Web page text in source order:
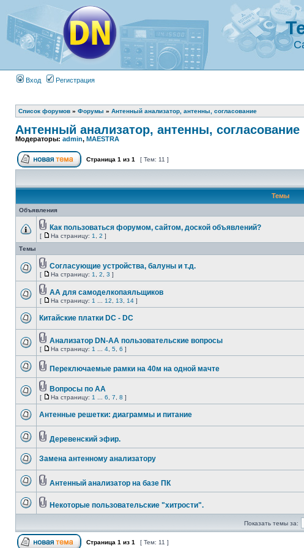
Вход Регистрация
Список форумов » Форумы » Антенный анализатор, антенны, согласование
Антенный анализатор, антенны, согласование
Модераторы: admin, MAESTRA
Страница 1 из 1 [ Тем: 11 ]
Темы
Объявления
Как пользоваться форумом, сайтом, доской объявлений?
[ На страницу: 1 2 ]
Темы
Согласующие устройства, балуны и т.д.
[ На страницу: 1 2 3 ]
АА для самоделкопаяльщиков
[ На страницу: 1 12 13 14 ]
Китайские платки DC - DC
Анализатор DN-AA пользовательские вопросы
[ На страницу: 1 4 5 6 ]
Переключаемые рамки на 40м на одной мачте
Вопросы по АА
[ На страницу: 1 6 7 8 ]
Антенные решетки: диаграммы и питание
Деревенский эфир.
Замена антенному анализатору
Антенный анализатор на базе ПК
Некоторые пользовательские "хитрости".
Показать темы за:
Страница 1 из 1 [ Тем: 11 ]